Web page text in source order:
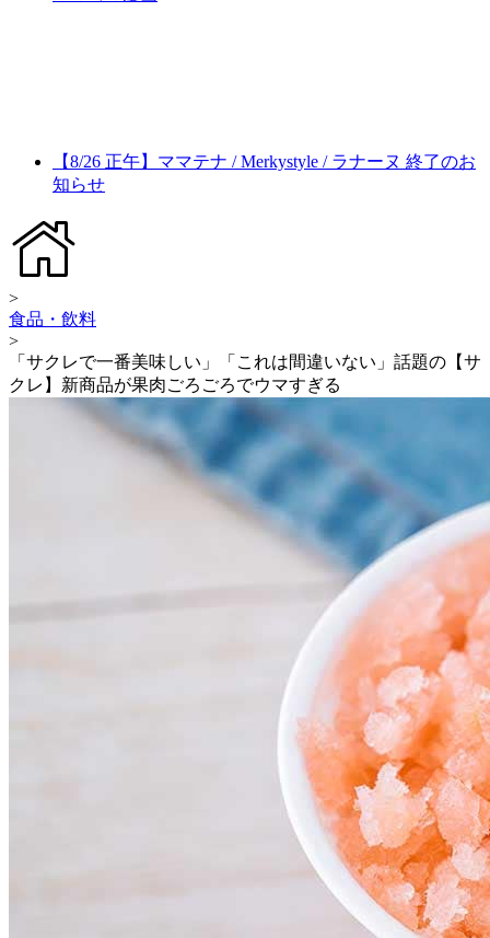
【8/26 正午】ママテナ / Merkystyle / ラナーヌ 終了のお
知らせ
>
食品・飲料
>
「サクレで一番美味しい」「これは間違いない」話題の【サ
クレ】新商品が果肉ごろごろでウマすぎる